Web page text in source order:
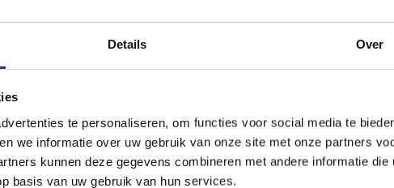
Details Over
te personaliseren, om functies voor social media te
we informatie over uw gebruik van onze site met onze partners
kunnen deze gegevens combineren met andere informatie die
basis van uw gebruik van hun services.